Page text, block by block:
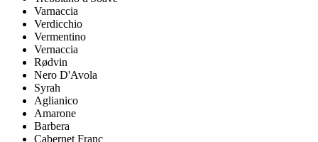
Varnaccia
Verdicchio
Vermentino
Vernaccia
Rødvin
Nero D'Avola
Syrah
Aglianico
Amarone
Barbera
Cabernet Franc